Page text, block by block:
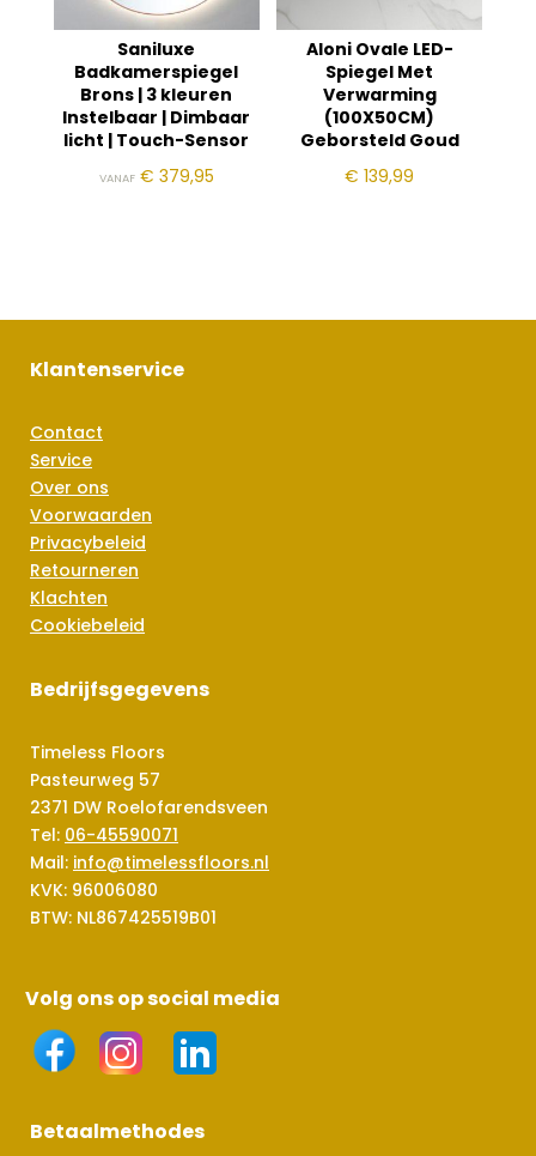
Saniluxe
Badkamerspiegel
Brons | 3 kleuren
Instelbaar | Dimbaar
licht | Touch-Sensor
VANAF € 379,95
Aloni Ovale LED-
Spiegel Met
Verwarming
(100X50CM)
Geborsteld Goud
€ 139,99
Klantenservice
Contact
Service
Over ons
Voorwaarden
Privacybeleid
Retourneren
Klachten
Cookiebeleid
Bedrijfsgegevens
Timeless Floors
Pasteurweg 57
2371 DW Roelofarendsveen
Tel: 06-45590071
Mail: info@timelessfloors.nl
KVK: 96006080
BTW: NL867425519B01
Volg ons op social media
Betaalmethodes